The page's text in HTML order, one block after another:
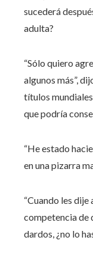
sucederá
adulta?
“Sólo quiero
algunos más”,
títulos
que podría
“He estado
en una pizarra
“Cuando les dije
competencia de
dardos, ¿no lo